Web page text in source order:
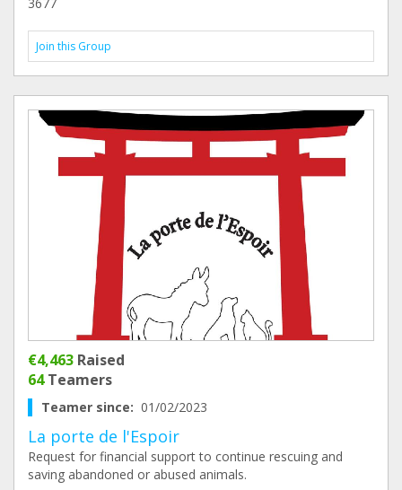
Join this Group
€4,463 Raised
64Teamers
Teamer since: 01/02/2023
La porte de l'Espoir
Request for financial support to continue rescuing and
saving abandoned or abused animals.